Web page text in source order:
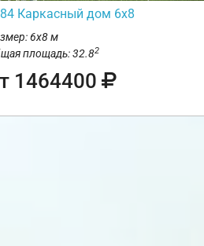
Каркасный дом 6х8
6х8 м
площадь: 32.82
1464400